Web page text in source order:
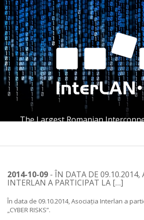
The Largest Romanian
2014-10-09 - ÎN DATA DE 09.10.2014,
INTERLAN A PARTICIPAT LA […]
În data de 09.10.2014, Asociația Interlan a
„CYBER RISKS”.